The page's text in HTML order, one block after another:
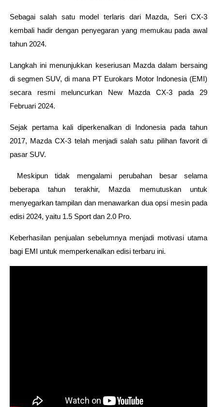
Sebagai salah satu model terlaris dari Mazda, Seri CX-3
kembali hadir dengan penyegaran yang memukau pada awal
tahun 2024.
Langkah ini menunjukkan keseriusan Mazda dalam bersaing
di segmen SUV, di mana PT Eurokars Motor Indonesia (EMI)
secara resmi meluncurkan New Mazda CX-3 pada 29
Februari 2024.
Sejak pertama kali diperkenalkan di Indonesia pada tahun
2017, Mazda CX-3 telah menjadi salah satu pilihan favorit di
pasar SUV.
Meskipun tidak mengalami perubahan besar selama
beberapa tahun terakhir, Mazda memutuskan untuk
menyegarkan tampilan dan menawarkan dua opsi mesin pada
edisi 2024, yaitu 1.5 Sport dan 2.0 Pro.
Keberhasilan penjualan sebelumnya menjadi motivasi utama
bagi EMI untuk memperkenalkan edisi terbaru ini.